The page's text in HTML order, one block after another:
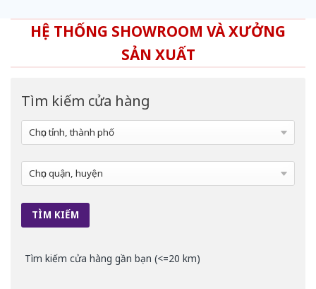
HỆ THỐNG SHOWROOM VÀ XƯỞNG
SẢN XUẤT
Tìm kiếm cửa hàng
Tìm kiếm cửa hàng gần bạn (<=20 km)